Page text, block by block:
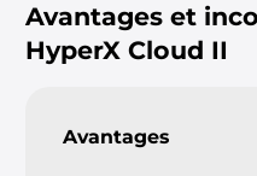
Avantages et
HyperX Cloud II
Avantages